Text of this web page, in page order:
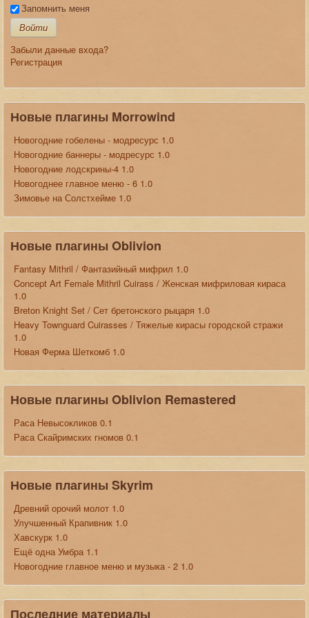
Запомнить меня
Войти
Забыли данные входа?
Регистрация
Новые плагины Morrowind
Новогодние гобелены - модресурс 1.0
Новогодние баннеры - модресурс 1.0
Новогодние лодскрины-4 1.0
Новогоднее главное меню - 6 1.0
Зимовье на Солстхейме 1.0
Новые плагины Oblivion
Fantasy Mithril / Фантазийный мифрил 1.0
Concept Art Female Mithril Cuirass / Женская мифриловая кираса
1.0
Breton Knight Set / Сет бретонского рыцаря 1.0
Heavy Townguard Cuirasses / Тяжелые кирасы городской стражи
1.0
Новая Ферма Шеткомб 1.0
Новые плагины Oblivion Remastered
Раса Невысокликов 0.1
Раса Скайримских гномов 0.1
Новые плагины Skyrim
Древний орочий молот 1.0
Улучшенный Крапивник 1.0
Хавскурк 1.0
Ещё одна Умбра 1.1
Новогодние главное меню и музыка - 2 1.0
Последние материалы